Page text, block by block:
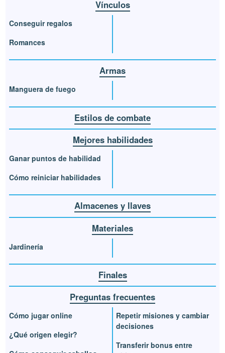
Vínculos
Conseguir regalos
Romances
Armas
Manguera de fuego
Estilos de combate
Mejores habilidades
Ganar puntos de habilidad
Cómo reiniciar habilidades
Almacenes y llaves
Materiales
Jardinería
Finales
Preguntas frecuentes
Cómo jugar online
¿Qué origen elegir?
Repetir misiones y cambiar
decisiones
Transferir bonus entre